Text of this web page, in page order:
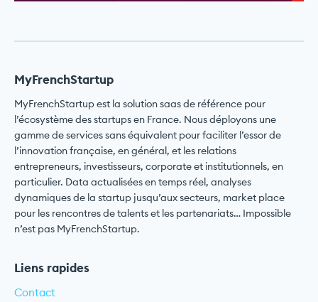
MyFrenchStartup
MyFrenchStartup est la solution saas de référence pour
l’écosystème des startups en France. Nous déployons une
gamme de services sans équivalent pour faciliter l’essor de
l’innovation française, en général, et les relations
entrepreneurs, investisseurs, corporate et institutionnels, en
particulier. Data actualisées en temps réel, analyses
dynamiques de la startup jusqu’aux secteurs, market place
pour les rencontres de talents et les partenariats… Impossible
n’est pas MyFrenchStartup.
Liens rapides
Contact